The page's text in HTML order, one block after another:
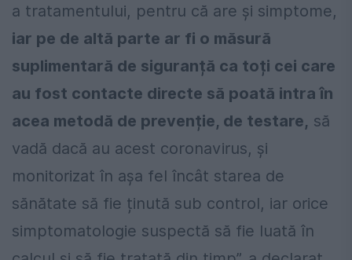
a tratamentului, pentru că are și simptome,
iar pe de altă parte ar fi o măsură
suplimentară de siguranță ca toți cei care
au fost contacte directe să poată intra în
acea metodă de prevenție, de testare, să
vadă dacă au acest coronavirus, și
monitorizat în așa fel încât starea de
sănătate să fie ținută sub control, iar orice
simptomatologie suspectă să fie luată în